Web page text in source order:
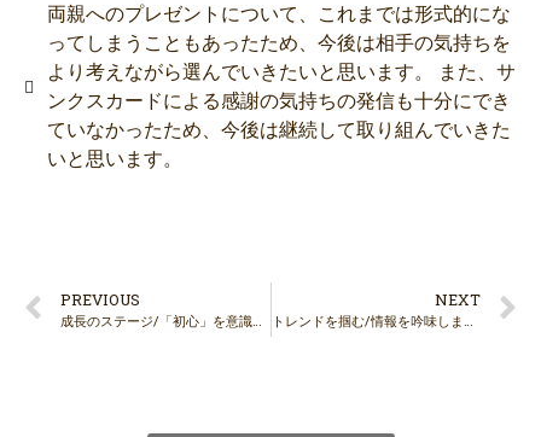
両親へのプレゼントについて、これまでは形式的にな
ってしまうこともあったため、今後は相手の気持ちを
より考えながら選んでいきたいと思います。 また、サ
ンクスカードによる感謝の気持ちの発信も十分にでき
ていなかったため、今後は継続して取り組んでいきた
いと思います。
PREVIOUS
成長のステージ/「初心」を意識しましょう
NEXT
トレンドを掴む/情報を吟味しましょう